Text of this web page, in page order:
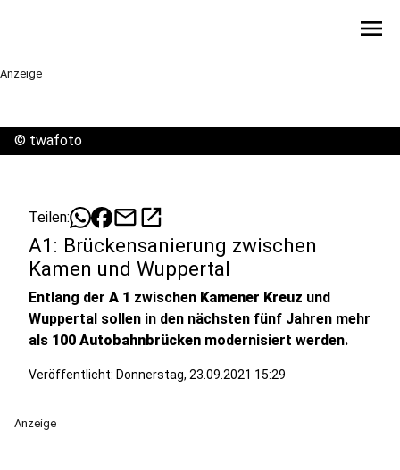
menu
Anzeige
© twafoto
Teilen: mailopen_in_new
A1: Brückensanierung zwischen
Kamen und Wuppertal
Entlang der A 1 zwischen Kamener Kreuz und
Wuppertal sollen in den nächsten fünf Jahren mehr
als 100 Autobahnbrücken modernisiert werden.
Veröffentlicht: Donnerstag, 23.09.2021 15:29
Anzeige